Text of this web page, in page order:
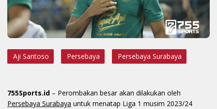
Aji Santoso Persebaya Persebaya Surabaya
755Sports.id – Perombakan besar akan dilakukan oleh
Persebaya Surabaya untuk menatap Liga 1 musim 2023/24